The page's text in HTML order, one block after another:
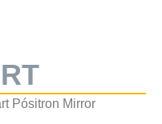
Pósitron Mirror